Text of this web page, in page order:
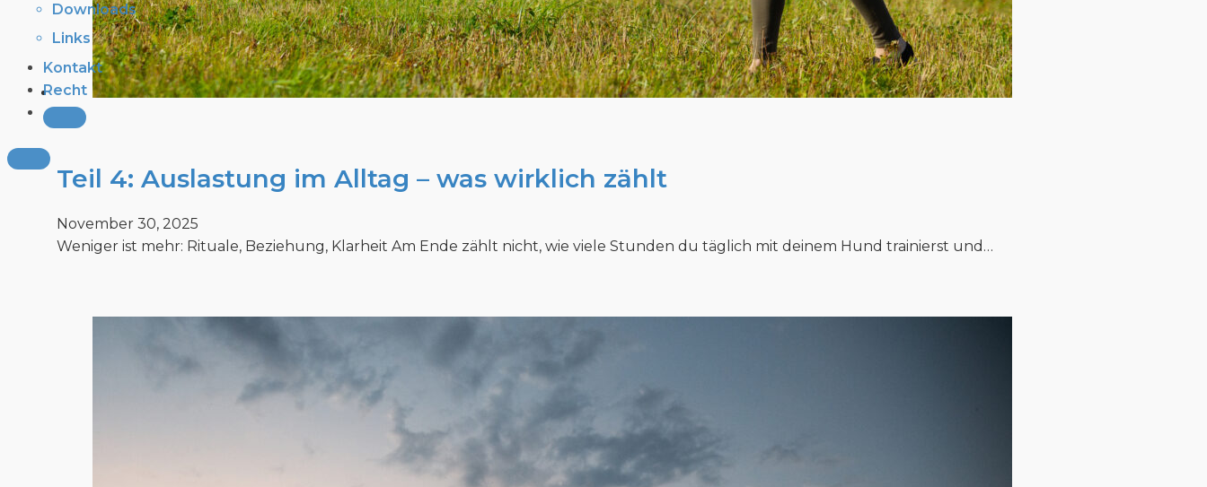
Downloads
Links
Kontakt
Recht
Teil 4: Auslastung im Alltag – was wirklich zählt
November 30, 2025
Weniger ist mehr: Rituale, Beziehung, Klarheit Am Ende zählt nicht, wie viele Stunden du täglich mit deinem Hund trainierst und…